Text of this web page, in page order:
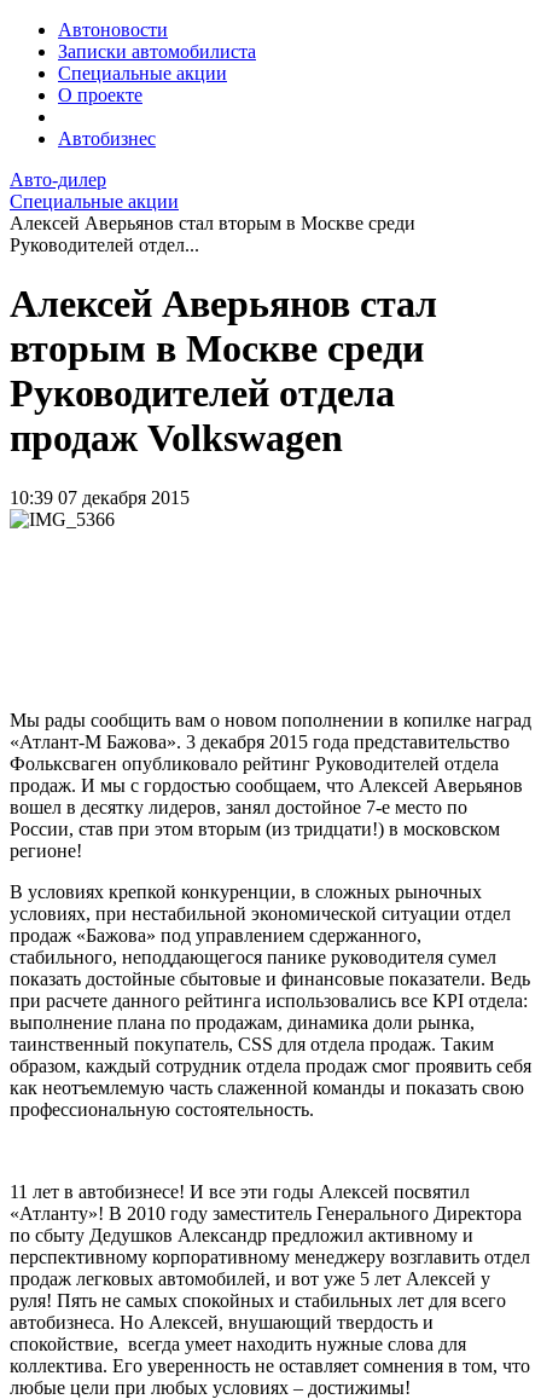
Автоновости
Записки автомобилиста
Специальные акции
О проекте
Автобизнес
Авто-дилер
Специальные акции
Алексей Аверьянов стал вторым в Москве среди
Руководителей отдел...
Алексей Аверьянов стал
вторым в Москве среди
Руководителей отдела
продаж Volkswagen
10:39 07 декабря 2015
Мы рады сообщить вам о новом пополнении в копилке наград
«Атлант-М Бажова». 3 декабря 2015 года представительство
Фольксваген опубликовало рейтинг Руководителей отдела
продаж. И мы с гордостью сообщаем, что Алексей Аверьянов
вошел в десятку лидеров, занял достойное 7-е место по
России, став при этом вторым (из тридцати!) в московском
регионе!
В условиях крепкой конкуренции, в сложных рыночных
условиях, при нестабильной экономической ситуации отдел
продаж «Бажова» под управлением сдержанного,
стабильного, неподдающегося панике руководителя сумел
показать достойные сбытовые и финансовые показатели. Ведь
при расчете данного рейтинга использовались все KPI отдела:
выполнение плана по продажам, динамика доли рынка,
таинственный покупатель, CSS для отдела продаж. Таким
образом, каждый сотрудник отдела продаж смог проявить себя
как неотъемлемую часть слаженной команды и показать свою
профессиональную состоятельность.
11 лет в автобизнесе! И все эти годы Алексей посвятил
«Атланту»! В 2010 году заместитель Генерального Директора
по сбыту Дедушков Александр предложил активному и
перспективному корпоративному менеджеру возглавить отдел
продаж легковых автомобилей, и вот уже 5 лет Алексей у
руля! Пять не самых спокойных и стабильных лет для всего
автобизнеса. Но Алексей, внушающий твердость и
спокойствие, всегда умеет находить нужные слова для
коллектива. Его уверенность не оставляет сомнения в том, что
любые цели при любых условиях – достижимы!